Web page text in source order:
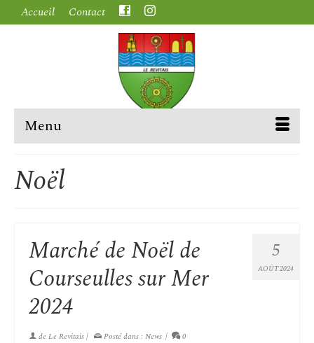
Accueil Contact
Menu
Noël
5
AOÛT 2024
Marché de Noël de
Courseulles sur Mer
2024
deLe Revitais| Posté dans : News | 0